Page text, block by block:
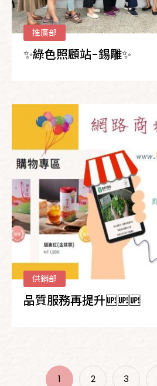
推廣部
✨綠色照顧站-錫雕✨
供銷部
品質服務再提升🆙🆙🆙
1 2 3